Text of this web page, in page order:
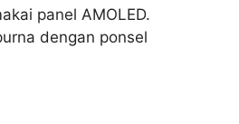
panel AMOLED.
dengan ponsel